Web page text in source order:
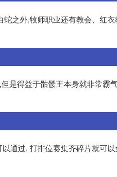
之外,牧师职业还有教会、红衣
是得益于骷髅王本身就非常霸
通过, 打排位赛集齐碎片就可